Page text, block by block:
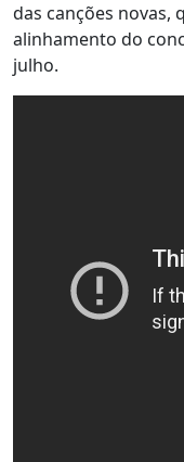
das canções novas,
alinhamento do
julho.